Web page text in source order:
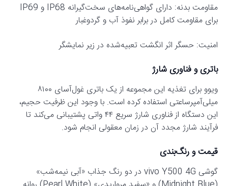
مقاومت بدنه: دارای گواهی‌نامه‌های سخت‌گیرانه IP68 و IP69
برای مقاومت کامل در برابر نفوذ آب و گردوغبار
امنیت: حسگر اثر انگشت تعبیه‌شده در زیر نمایشگر
باتری و فناوری شارژ
ویوو برای تغذیه این مجموعه از یک باتری غول‌آسای ۸۱۰۰
میلی‌آمپرساعتی استفاده کرده است. با وجود این ظرفیت حجیم،
این دستگاه از فناوری شارژ سریع ۴۴ واتی پشتیبانی می‌کند تا
فرآیند شارژ مجدد آن در زمان معقولی انجام شود.
قیمت و رنگ‌بندی
گوشی vivo Y500 4G در دو رنگ جذاب «آبی نیمه‌شب»